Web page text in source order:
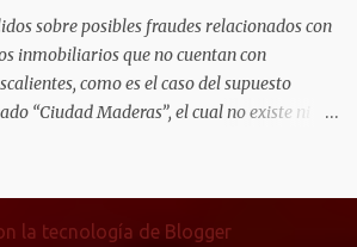
emergencias. "Bajo el liderazgo de la
sobre posibles fraudes relacionados con
inmobiliarios que no cuentan con
como es el caso del supuesto
“Ciudad Maderas”, el cual no existe ni
dicho desarrollo corresponde a otro
Jalisco, por lo que la promoción de
la tecnología de Blogger